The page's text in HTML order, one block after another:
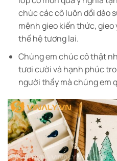
chúc các cô luôn dồi dào
mệnh gieo kiến thức,
thế hệ tương lai.
Chúng em chúc cô thật
tươi cười và hạnh phúc
người thầy mà chúng em